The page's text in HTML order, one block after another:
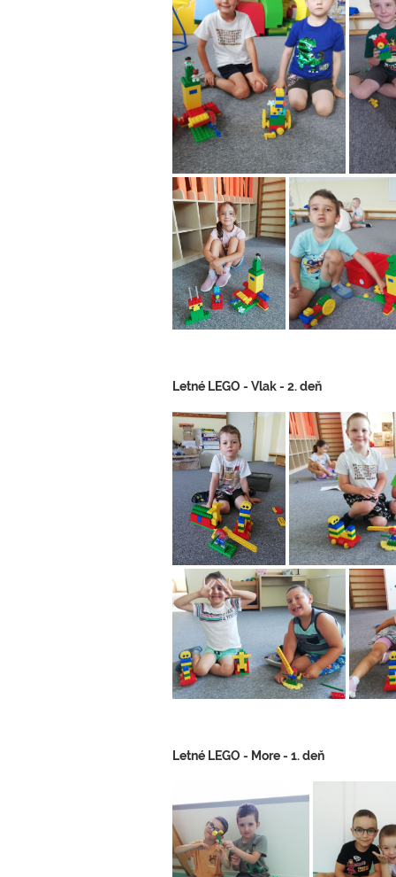
Letné LEGO - Vlak - 2. deň
Letné LEGO - More - 1. deň